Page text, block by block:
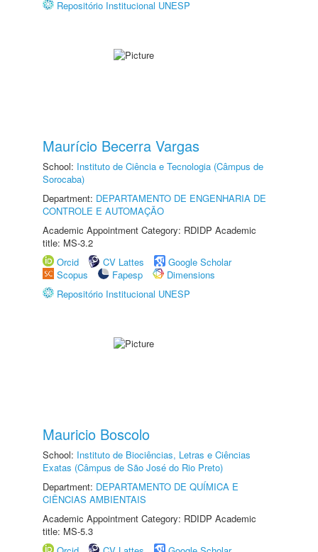
Repositório Institucional UNESP
Maurício Becerra Vargas
School: Instituto de Ciência e Tecnologia (Câmpus de
Sorocaba)
Department: DEPARTAMENTO DE ENGENHARIA DE
CONTROLE E AUTOMAÇÃO
Academic Appointment Category: RDIDP Academic
title: MS-3.2
Orcid
CV Lattes
Google Scholar
Scopus
Fapesp
Dimensions
Repositório Institucional UNESP
Mauricio Boscolo
School: Instituto de Biociências, Letras e Ciências
Exatas (Câmpus de São José do Rio Preto)
Department: DEPARTAMENTO DE QUÍMICA E
CIÊNCIAS AMBIENTAIS
Academic Appointment Category: RDIDP Academic
title: MS-5.3